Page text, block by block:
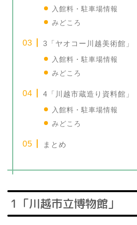
入館料・駐車場情報
みどころ
3「ヤオコー川越美術館」
入館料・駐車場情報
みどころ
4「川越市蔵造り資料館」
入館料・駐車場情報
みどころ
まとめ
1「川越市立博物館」